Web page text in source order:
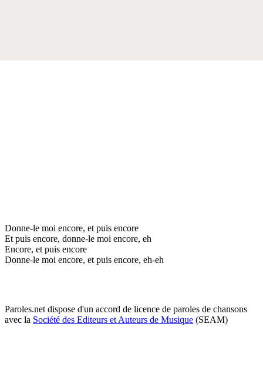
Donne-le moi encore, et puis encore
Et puis encore, donne-le moi encore, eh
Encore, et puis encore
Donne-le moi encore, et puis encore, eh-eh
Paroles.net dispose d'un accord de licence de paroles de chansons
avec la Société des Editeurs et Auteurs de Musique (SEAM)